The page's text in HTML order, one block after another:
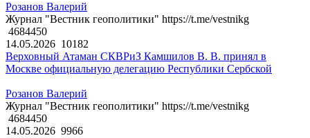
Розанов Валерий
Журнал "Вестник геополитики" https://t.me/vestnikg
4684450
14.05.2026 10182
Верховный Атаман СКВРиЗ Камшилов В. В. принял в
Москве официальную делегацию Республики Сербской
Розанов Валерий
Журнал "Вестник геополитики" https://t.me/vestnikg
4684450
14.05.2026 9966